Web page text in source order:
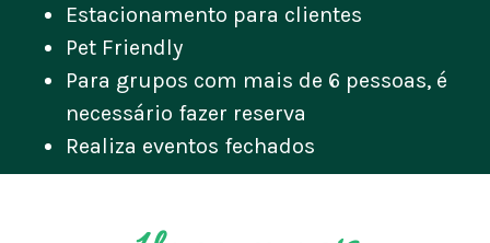
Estacionamento para clientes
Pet Friendly
Para grupos com mais de 6 pessoas, é
necessário fazer reserva
Realiza eventos fechados